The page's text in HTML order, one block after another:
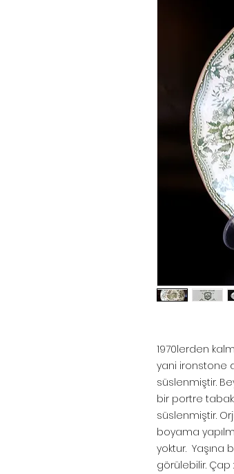
1970lerden
yani ironstone
süslenmiştir.
bir portre tabak
süslenmiştir.
boyama
yoktur. Yaşına
görülebilir. Çap